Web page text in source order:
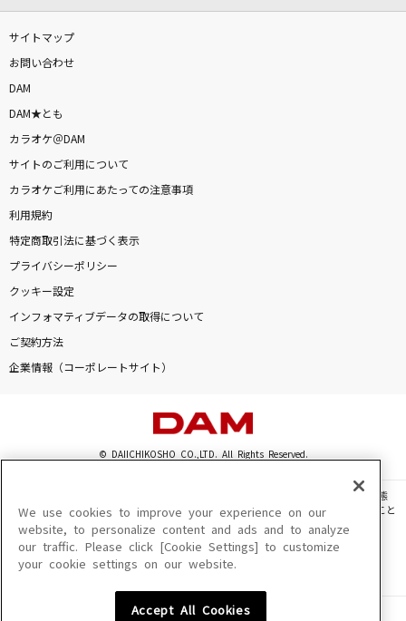
サイトマップ
お問い合わせ
DAM
DAM★とも
カラオケ＠DAM
サイトのご利用について
カラオケご利用にあたっての注意事項
利用規約
特定商取引法に基づく表示
プライバシーポリシー
クッキー設定
インフォマティブデータの取得について
ご契約方法
企業情報（コーポレートサイト）
© DAIICHIKOSHO CO.,LTD. All Rights Reserved.
このサイトに掲載されている一切の文章・画像・写真・動画・音声等を、手段や形態
を問わず、著作権法の定める範囲を超えて無断で複製、転載、ファイル化などすること
を禁じます。
楽曲及びコンテンツは、機種によりご利用いただけない場合があります。
楽曲及びコンテンツの配信日、配信内容が変更になる場合があります。
We use cookies to improve your experience on our
website, to personalize content and ads and to analyze
our traffic. Please click [Cookie Settings] to customize
your cookie settings on our website.
Accept All Cookies